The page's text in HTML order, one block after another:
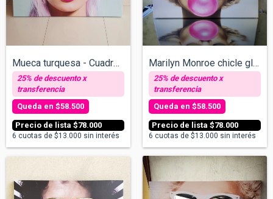
Mueca turquesa - Cuadro con espejos v/ta...
$78.000
$58.500
6 cuotas de $13.000 sin interés
Marilyn Monroe chicle globo - Cuadro con...
$78.000
$58.500
6 cuotas de $13.000 sin interés